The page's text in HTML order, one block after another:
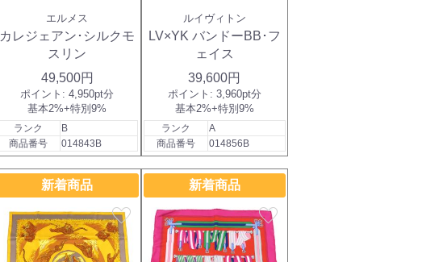
エルメス
カレジェアン･シルクモ
スリン
49,500円
ポイント:4,950pt分
基本2%+特別9%
ランク
B
商品番号
014843B
ルイヴィトン
LV×YK バンドーBB･フ
ェイス
39,600円
ポイント: 3,960pt分
基本2%+特別9%
ランク
A
商品番号
014856B
新着商品
favorite
新着商品
favorite